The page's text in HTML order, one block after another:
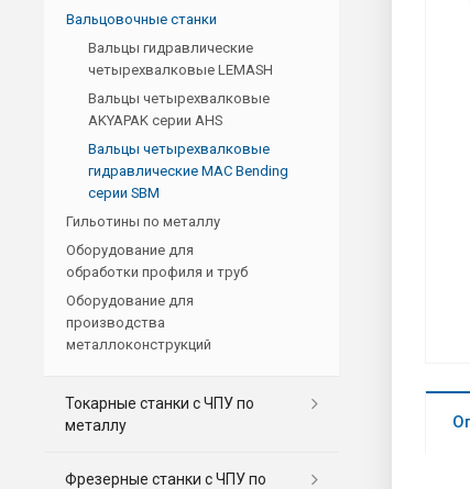
Вальцовочные станки
Вальцы гидравлические
четырехвалковые LEMASH
Вальцы четырехвалковые
AKYAPAK серии AHS
Вальцы четырехвалковые
гидравлические MAC Bending
серии SBM
Гильотины по металлу
Оборудование для
обработки профиля и труб
Оборудование для
производства
металлоконструкций
Токарные станки с ЧПУ по
металлу
Фрезерные станки c ЧПУ по